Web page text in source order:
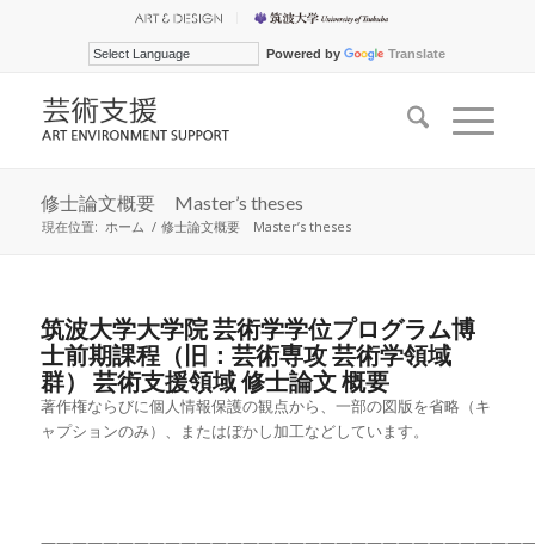
Powered by Translate
修士論文概要 Master’s theses
現在位置: ホーム / 修士論文概要 Master’s theses
筑波大学大学院 芸術学学位プログラム博
士前期課程（旧：芸術専攻 芸術学領域
群） 芸術支援領域 修士論文 概要
著作権ならびに個人情報保護の観点から、一部の図版を省略（キ
ャプションのみ）、またはぼかし加工などしています。